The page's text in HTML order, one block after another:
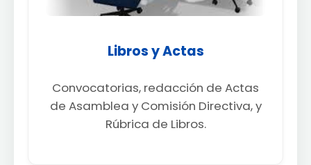
Libros y Actas
Convocatorias, redacción de Actas
de Asamblea y Comisión Directiva, y
Rúbrica de Libros.